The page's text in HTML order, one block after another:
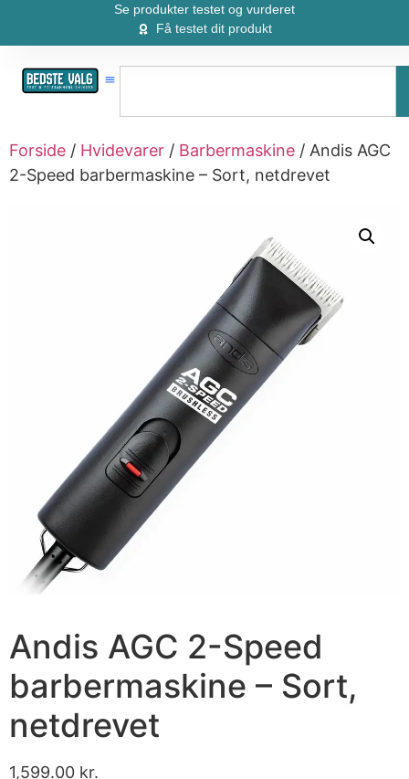
Se produkter testet og vurderet
Få testet dit produkt
Forside / Hvidevarer / Barbermaskine / Andis AGC
2-Speed barbermaskine – Sort, netdrevet
Andis AGC 2-Speed
barbermaskine – Sort,
netdrevet
1,599.00 kr.